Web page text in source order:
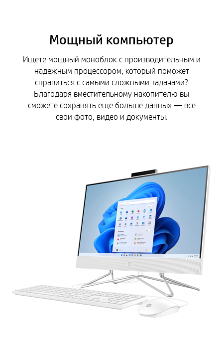
Мощный компьютер
Ищете мощный моноблок с производительным и
надежным процессором, который поможет
справиться с самыми сложными задачами?
Благодаря вместительному накопителю вы
сможете сохранять еще больше данных — все
свои фото, видео и документы.